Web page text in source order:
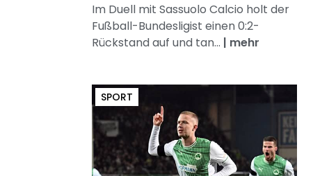
Im Duell mit Sassuolo Calcio holt der
Fußball-Bundesligist einen 0:2-
Rückstand auf und tan... | mehr
SPORT